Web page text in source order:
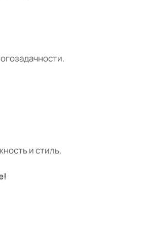
и стиль.